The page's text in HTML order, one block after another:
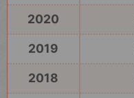
2020
2019
2018